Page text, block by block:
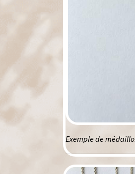
Exemple de